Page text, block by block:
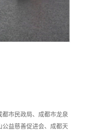
都市民政局、成都市龙泉
益慈善促进会、成都天